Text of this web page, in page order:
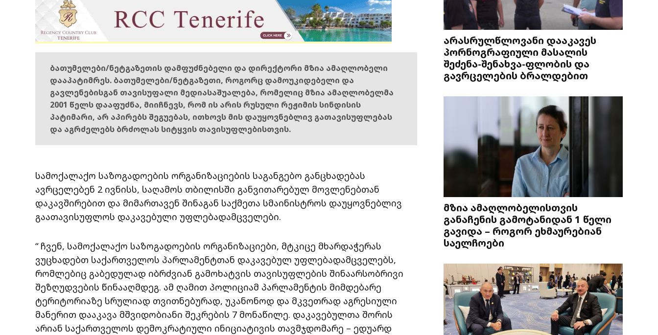
ბათუმელები/ნეტგაზეთის დამფუძნებელი და დირექტორი მზია ამაღლობელი
დააპატიმრეს. ბათუმელები/ნეტგაზეთი, როგორც დამოუკიდებელი და
გავლენებისგან თავისუფალი მედიასაშუალება, რომელიც მზია ამაღლობელმა
2001 წელს დააფუძნა, მიიჩნევს, რომ ის არის რუსული რეჟიმის სინდისის
პატიმარი, არ აპირებს შეგუებას, ითხოვს მის დაუყოვნებლივ გათავისუფლებას
და აგრძელებს ბრძოლას სიტყვის თავისუფლებისთვის.
სამოქალაქო საზოგადოების ორგანიზაციების საგანგებო განცხადებას
ავრცელებენ 2 ივნისს, საღამოს თბილისში განვითარებულ მოვლენებთან
დაკავშირებით და მიმართავენ შინაგან საქმეთა სმაინისტროს დაუყოვნებლივ
გაათავისუფლოს დაკავებული უფლებადამცველები.
“ ჩვენ, სამოქალაქო საზოგადოების ორგანიზაციები, მტკიცე მხარდაჭერას
ვუცხადებთ საქართველოს პარლამენტთან დაკავებულ უფლებადამცველებს,
რომლებიც გაბედულად იბრძვიან გამოხატვის თავისუფლების შინაარსობრივი
შეზღუდვების წინააღმდეგ. ამ ღამით პოლიციამ პარლამენტის მიმდებარე
ტერიტორიაზე სრულიად თვითნებურად, უკანონოდ და მკვეთრად აგრესიული
მანერით დააკავა მშვიდობიანი შეკრების 7 მონაწილე. დაკავებულთა შორის
არიან საქართველოს დემოკრატიული ინიციატივის თავმჯდომარე – ედუარდ
არასრულწლოვანი დააკავეს
პორნოგრაფიული მასალის
შეძენა-შენახვა-ფლობის და
გავრცელების ბრალდებით
მზია ამაღლობელისთვის
განაჩენის გამოტანიდან 1 წელი
გავიდა – როგორ ეხმაურებიან
საელჩოები